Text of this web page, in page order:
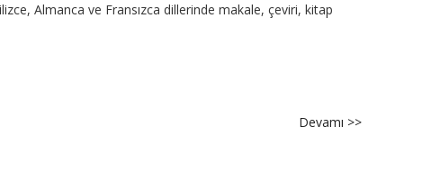
Almanca ve Fransızca dillerinde makale, çeviri, kitap
Devamı >>